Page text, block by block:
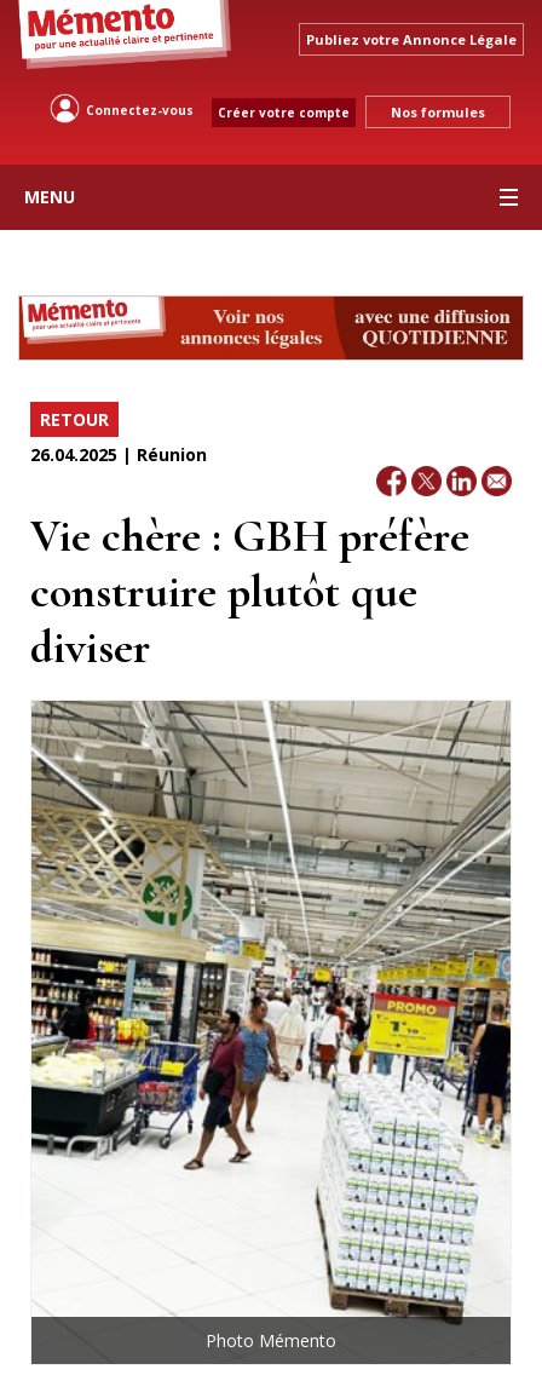
Publiez votre Annonce Légale
Connectez-vous Créer votre compte Nos formules
MENU
RETOUR
26.04.2025 | Réunion
Vie chère : GBH préfère
construire plutôt que
diviser
Photo Mémento